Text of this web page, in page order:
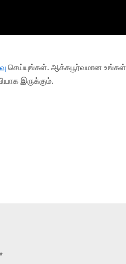
செய்யுங்கள். ஆக்கபூர்வமான உங்கள்
இருக்கும்.
*